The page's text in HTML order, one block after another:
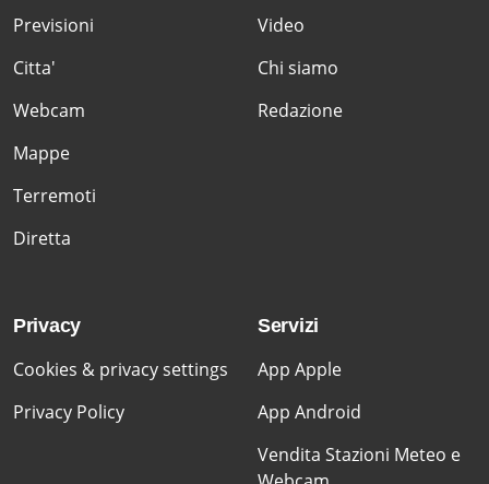
Previsioni
Citta'
Webcam
Mappe
Terremoti
Diretta
Video
Chi siamo
Redazione
Privacy
Cookies & privacy settings
Privacy Policy
Servizi
App Apple
App Android
Vendita Stazioni Meteo e